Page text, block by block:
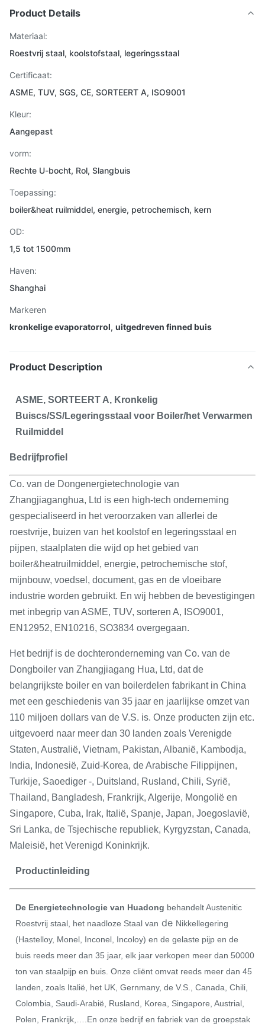
Product Details
Materiaal:
Roestvrij staal, koolstofstaal, legeringsstaal
Certificaat:
ASME, TUV, SGS, CE, SORTEERT A, ISO9001
Kleur:
Aangepast
vorm:
Rechte U-bocht, Rol, Slangbuis
Toepassing:
boiler&heat ruilmiddel, energie, petrochemisch, kern
OD:
1,5 tot 1500mm
Haven:
Shanghai
Markeren
kronkelige evaporatorrol, uitgedreven finned buis
Product Description
ASME, SORTEERT A, Kronkelig
Buiscs/SS/Legeringsstaal voor Boiler/het Verwarmen
Ruilmiddel
Bedrijfprofiel
Co. van de Dongenergietechnologie van
Zhangjiaganghua, Ltd is een high-tech onderneming
gespecialiseerd in het veroorzaken van allerlei de
roestvrije, buizen van het koolstof en legeringsstaal en
pijpen, staalplaten die wijd op het gebied van
boiler&heatruilmiddel, energie, petrochemische stof,
mijnbouw, voedsel, document, gas en de vloeibare
industrie worden gebruikt. En wij hebben de bevestigingen
met inbegrip van ASME, TUV, sorteren A, ISO9001,
EN12952, EN10216, SO3834 overgegaan.
Het bedrijf is de dochteronderneming van Co. van de
Dongboiler van Zhangjiagang Hua, Ltd, dat de
belangrijkste boiler en van boilerdelen fabrikant in China
met een geschiedenis van 35 jaar en jaarlijkse omzet van
110 miljoen dollars van de V.S. is. Onze producten zijn etc.
uitgevoerd naar meer dan 30 landen zoals Verenigde
Staten, Australië, Vietnam, Pakistan, Albanië, Kambodja,
India, Indonesië, Zuid-Korea, de Arabische Filippijnen,
Turkije, Saoediger -, Duitsland, Rusland, Chili, Syrië,
Thailand, Bangladesh, Frankrijk, Algerije, Mongolië en
Singapore, Cuba, Irak, Italië, Spanje, Japan, Joegoslavië,
Sri Lanka, de Tsjechische republiek, Kyrgyzstan, Canada,
Maleisië, het Verenigd Koninkrijk.
Productinleiding
De Energietechnologie van Huadong behandelt Austenitic
Roestvrij staal, het naadloze Staal van de Nikkellegering
(Hastelloy, Monel, Inconel, Incoloy) en de gelaste pijp en de
buis reeds meer dan 35 jaar, elk jaar verkopen meer dan 50000
ton van staalpijp en buis. Onze cliënt omvat reeds meer dan 45
landen, zoals Italië, het UK, Gernmany, de V.S., Canada, Chili,
Colombia, Saudi-Arabië, Rusland, Korea, Singapore, Austrial,
Polen, Frankrijk,….En onze bedrijf en fabriek van de groepstak